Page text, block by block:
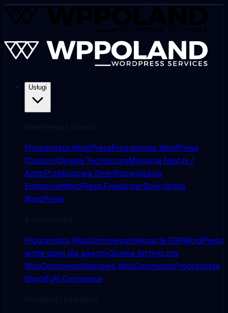
Usługi
Programista WordPressProgramista WordPress
(Custom)Opieka TechnicznaMigracja Next.js /
AstroPrzebudowa StronRozwiązania
EnterpriseWordPress FreelancerSpecjalista
WordPress
Programista WooCommerceIntegracje ERPWordPress
white label dla agencjiOpieka techniczna
WooCommerceNaprawa WooCommerceProgramista
ShopifyAI Commerce